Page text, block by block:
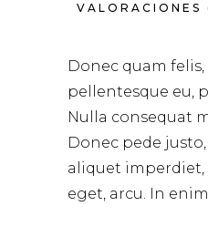
VALORACIONES
Donec quam
pellentesque eu,
Nulla consequat
Donec pede
aliquet imperdiet,
eget, arcu. In